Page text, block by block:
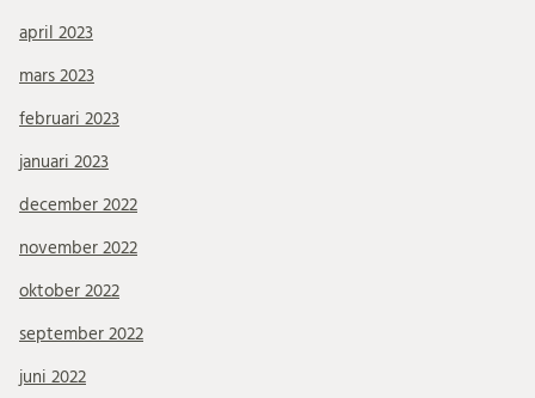
april 2023
mars 2023
februari 2023
januari 2023
december 2022
november 2022
oktober 2022
september 2022
juni 2022